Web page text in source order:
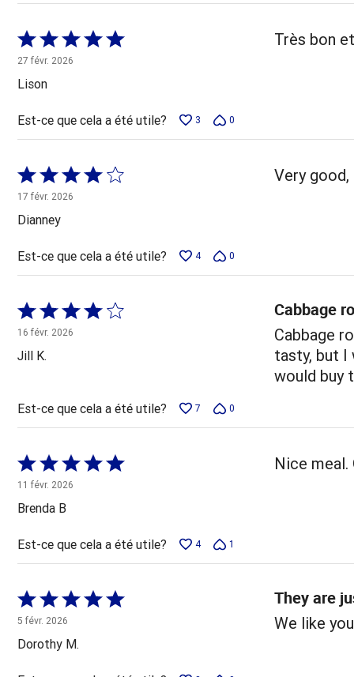
Coté
5 sur
5
27 févr. 2026
Lison
Très bon
Est-ce que cela a été utile? 3 0
Coté
4 sur
5
17 févr. 2026
Dianney
Very
Est-ce que cela a été utile? 4 0
Coté
4 sur
5
16 févr. 2026
Jill K.
Cabbage
Cabbage
tasty, but I
would buy
Est-ce que cela a été utile? 7 0
Coté
5 sur
5
11 févr. 2026
Brenda B
Nice meal.
Est-ce que cela a été utile? 4 1
Coté
5 sur
5
5 févr. 2026
Dorothy M.
They are
We like